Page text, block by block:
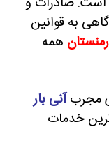
به قوانین
همه
مجربآنی بار
خدمات